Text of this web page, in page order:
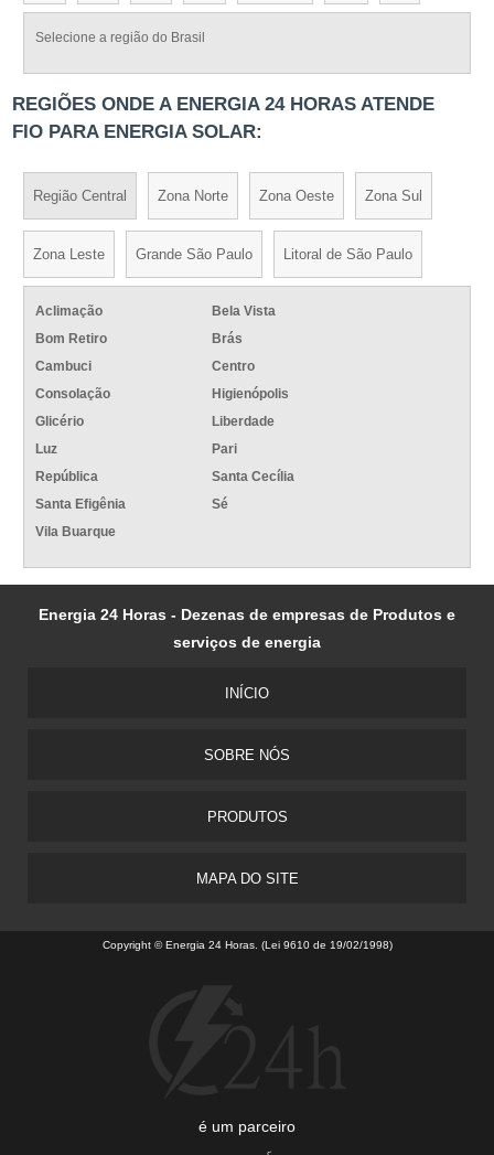
Selecione a região do Brasil
REGIÕES ONDE A ENERGIA 24 HORAS ATENDE
FIO PARA ENERGIA SOLAR:
Região Central Zona Norte Zona Oeste Zona Sul
Zona Leste Grande São Paulo Litoral de São Paulo
Aclimação
Bela Vista
Bom Retiro
Brás
Cambuci
Centro
Consolação
Higienópolis
Glicério
Liberdade
Luz
Pari
República
Santa Cecília
Santa Efigênia
Sé
Vila Buarque
Energia 24 Horas - Dezenas de empresas de Produtos e
serviços de energia
INÍCIO
SOBRE NÓS
PRODUTOS
MAPA DO SITE
Copyright © Energia 24 Horas. (Lei 9610 de 19/02/1998)
é um parceiro